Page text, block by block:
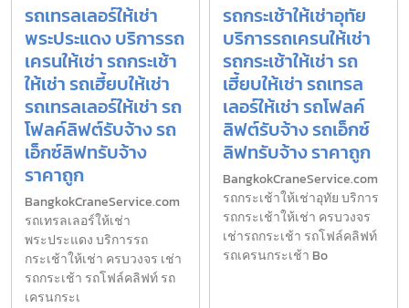
รถเทรลเลอร์ให้เช่า
พระประแดง บริการรถ
เครนให้เช่า รถกระเช้า
ให้เช่า รถเฮี้ยบให้เช่า
รถเทรลเลอร์ให้เช่า รถ
โฟลค์ลิฟต์รับจ้าง รถ
เอ็กซ์ลิฟทรับจ้าง
ราคาถูก
BangkokCraneService.com
รถเทรลเลอร์ให้เช่า
พระประแดง บริการรถ
กระเช้าให้เช่า ครบวงจร เช่า
รถกระเช้า รถโฟล์คลิฟท์ รถ
เครนกระเ
รถกระเช้าให้เช่าอุทัย
บริการรถเครนให้เช่า
รถกระเช้าให้เช่า รถ
เฮี้ยบให้เช่า รถเทรล
เลอร์ให้เช่า รถโฟลค์
ลิฟต์รับจ้าง รถเอ็กซ์
ลิฟทรับจ้าง ราคาถูก
BangkokCraneService.com
รถกระเช้าให้เช่าอุทัย บริการ
รถกระเช้าให้เช่า ครบวงจร
เช่ารถกระเช้า รถโฟล์คลิฟท์
รถเครนกระเช้า Bo